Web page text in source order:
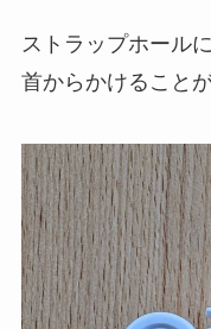
ストラップホール
首からかけること